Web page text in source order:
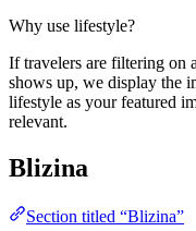
Why use lifestyle?
If travelers are filtering on
shows up, we display the
lifestyle as your featured
relevant.
Blizina
Section titled “Blizina”